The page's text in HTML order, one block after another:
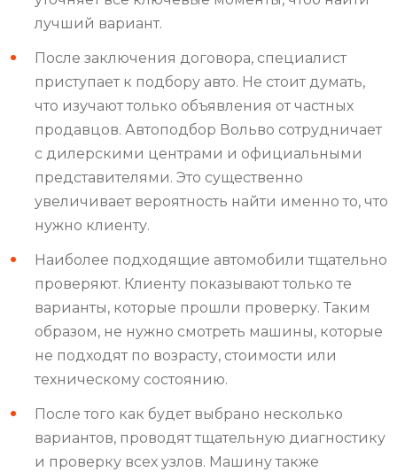
лучший вариант.
После заключения договора, специалист
приступает к подбору авто. Не стоит думать,
что изучают только объявления от частных
продавцов. Автоподбор Вольво сотрудничает
с дилерскими центрами и официальными
представителями. Это существенно
увеличивает вероятность найти именно то, что
нужно клиенту.
Наиболее подходящие автомобили тщательно
проверяют. Клиенту показывают только те
варианты, которые прошли проверку. Таким
образом, не нужно смотреть машины, которые
не подходят по возрасту, стоимости или
техническому состоянию.
После того как будет выбрано несколько
вариантов, проводят тщательную диагностику
и проверку всех узлов. Машину также